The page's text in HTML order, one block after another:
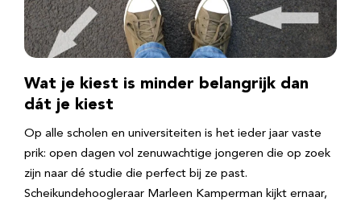
Wat je kiest is minder belangrijk dan
dát je kiest
Op alle scholen en universiteiten is het ieder jaar vaste
prik: open dagen vol zenuwachtige jongeren die op zoek
zijn naar dé studie die perfect bij ze past.
Scheikundehoogleraar Marleen Kamperman kijkt ernaar,